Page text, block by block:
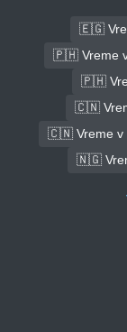
🇪🇬
🇵🇭 Vreme
🇵🇭
🇨🇳
🇨🇳 Vreme v
🇳🇬